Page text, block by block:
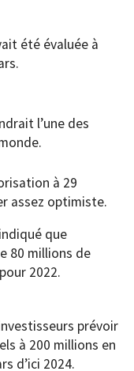
été évaluée à
l’une des
à 29
assez optimiste.
que
80 millions de
2022.
prévoir
à 200 millions en
d’ici 2024.